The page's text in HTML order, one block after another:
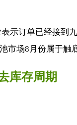
示订单已经接
场8月份属于触
库存周期